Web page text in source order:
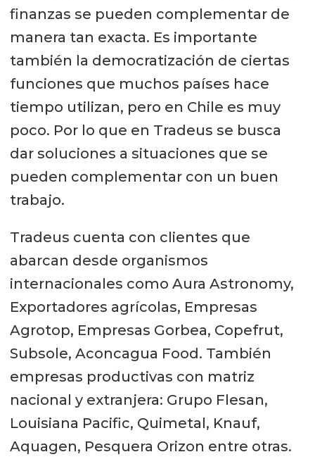
finanzas se pueden complementar de
manera tan exacta. Es importante
también la democratización de ciertas
funciones que muchos países hace
tiempo utilizan, pero en Chile es muy
poco. Por lo que en Tradeus se busca
dar soluciones a situaciones que se
pueden complementar con un buen
trabajo.
Tradeus cuenta con clientes que
abarcan desde organismos
internacionales como Aura Astronomy,
Exportadores agrícolas, Empresas
Agrotop, Empresas Gorbea, Copefrut,
Subsole, Aconcagua Food. También
empresas productivas con matriz
nacional y extranjera: Grupo Flesan,
Louisiana Pacific, Quimetal, Knauf,
Aquagen, Pesquera Orizon entre otras.